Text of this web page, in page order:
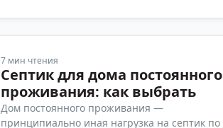
7 мин чтения
Септик для дома постоянного
проживания: как выбрать
Дом постоянного проживания —
принципиально иная нагрузка на септик по